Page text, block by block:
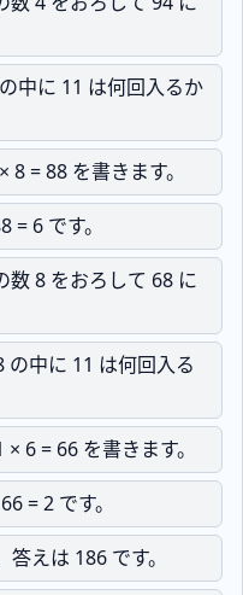
中に 11 は何回入るか
= 88 を書きます。
= 6 です。
数 8 をおろして 68 に
中に 11 は何回入る
6 = 66 を書きます。
= 2 です。
えは 186 です。